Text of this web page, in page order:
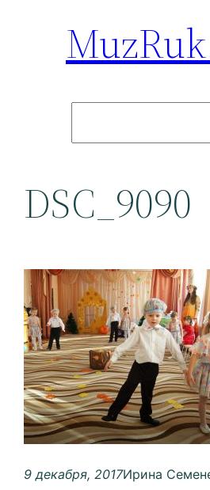
DSC_9090
9 декабря, 2017Ирина